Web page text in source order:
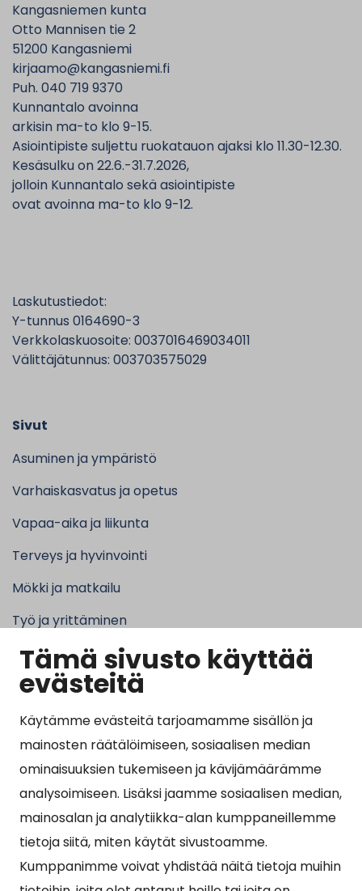
Tämä sivusto käyttää
evästeitä
Käytämme evästeitä tarjoamamme sisällön ja
mainosten räätälöimiseen, sosiaalisen median
ominaisuuksien tukemiseen ja kävijämäärämme
analysoimiseen. Lisäksi jaamme sosiaalisen median,
mainosalan ja analytiikka-alan kumppaneillemme
tietoja siitä, miten käytät sivustoamme.
Kumppanimme voivat yhdistää näitä tietoja muihin
Kangasniemen kunta
Otto Mannisen tie 2
51200 Kangasniemi
kirjaamo@kangasniemi.fi
Puh. 040 719 9370
Kunnantalo avoinna
arkisin ma-to klo 9-15.
Asiointipiste suljettu ruokatauon ajaksi klo 11.30-12.30.
Kesäsulku on 22.6.-31.7.2026,
jolloin Kunnantalo sekä asiointipiste
ovat avoinna ma-to klo 9-12.
Laskutustiedot:
Y-tunnus 0164690-3
Verkkolaskuosoite: 0037016469034011
Välittäjätunnus: 003703575029
Sivut
Asuminen ja ympäristö
Varhaiskasvatus ja opetus
Vapaa-aika ja liikunta
Terveys ja hyvinvointi
Mökki ja matkailu
Työ ja yrittäminen
Kunta ja hallinto
Suosituimmat sivut
Esityslistat, pöytäkirjat, viranhaltijapäätökset ja
kuulutukset
Tietoa ja ohjeistusta koronavirukseen liittyen
Asiointipiste